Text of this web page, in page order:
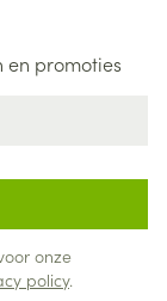
en promoties
onze
policy.